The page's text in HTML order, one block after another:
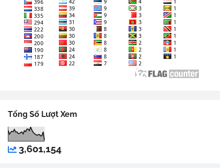
Tổng Số Lượt Xem
3,601,154